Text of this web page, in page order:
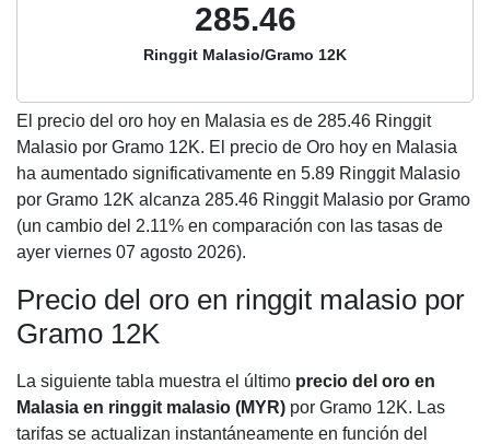
285.46
Ringgit Malasio/Gramo 12K
El precio del oro hoy en Malasia es de 285.46 Ringgit
Malasio por Gramo 12K. El precio de Oro hoy en Malasia
ha aumentado significativamente en 5.89 Ringgit Malasio
por Gramo 12K alcanza 285.46 Ringgit Malasio por Gramo
(un cambio del 2.11% en comparación con las tasas de
ayer viernes 07 agosto 2026).
Precio del oro en ringgit malasio por
Gramo 12K
La siguiente tabla muestra el último precio del oro en
Malasia en ringgit malasio (MYR) por Gramo 12K. Las
tarifas se actualizan instantáneamente en función del